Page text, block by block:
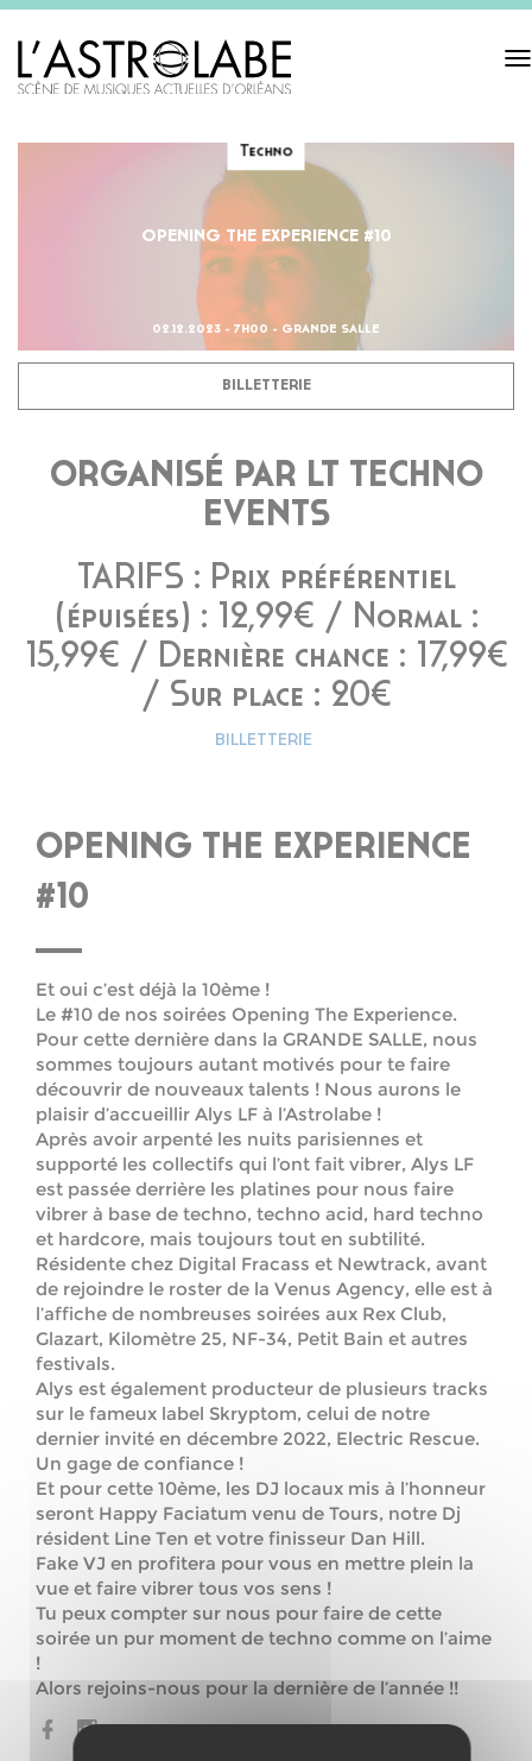
Techno
OPENING THE EXPERIENCE #10
02.12.2023 - 7H00 - GRANDE SALLE
BILLETTERIE
ORGANISÉ PAR LT TECHNO
EVENTS
TARIFS : Prix préférentiel
(épuisées) : 12,99€ / Normal :
15,99€ / Dernière chance : 17,99€
/ Sur place : 20€
BILLETTERIE
OPENING THE EXPERIENCE
#10
Et oui c’est déjà la 10ème !
Le #10 de nos soirées Opening The Experience.
Pour cette dernière dans la GRANDE SALLE, nous
sommes toujours autant motivés pour te faire
découvrir de nouveaux talents ! Nous aurons le
plaisir d’accueillir Alys LF à l’Astrolabe !
Après avoir arpenté les nuits parisiennes et
supporté les collectifs qui l’ont fait vibrer, Alys LF
est passée derrière les platines pour nous faire
vibrer à base de techno, techno acid, hard techno
et hardcore, mais toujours tout en subtilité.
Résidente chez Digital Fracass et Newtrack, avant
de rejoindre le roster de la Venus Agency, elle est à
l’affiche de nombreuses soirées aux Rex Club,
Glazart, Kilomètre 25, NF-34, Petit Bain et autres
festivals.
Alys est également producteur de plusieurs tracks
sur le fameux label Skryptom, celui de notre
dernier invité en décembre 2022, Electric Rescue.
Un gage de confiance !
Et pour cette 10ème, les DJ locaux mis à l’honneur
seront Happy Faciatum venu de Tours, notre Dj
résident Line Ten et votre finisseur Dan Hill.
Fake VJ en profitera pour vous en mettre plein la
vue et faire vibrer tous vos sens !
Tu peux compter sur nous pour faire de cette
soirée un pur moment de techno comme on l’aime
!
Alors rejoins-nous pour la dernière de l’année !!